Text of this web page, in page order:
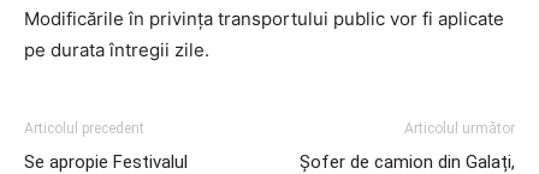
Modificările în privința transportului public vor fi aplicate
pe durata întregii zile.
Articolul precedent
Se apropie Festivalul
Articolul următor
Șofer de camion din Galați,